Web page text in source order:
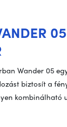
Wander 05
biztosít a
kombinálható